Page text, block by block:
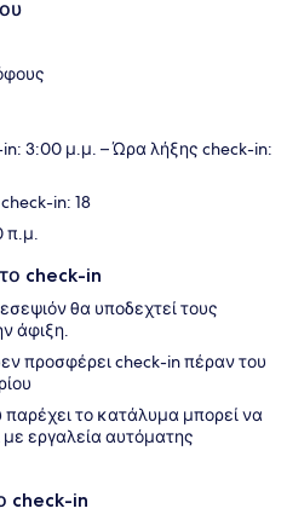
3:00 μ.μ. – Ώρα λήξης check-in:
check-in: 18
π.μ.
check-in
θα υποδεχτεί τους
άφιξη.
προσφέρει check-in πέραν του
το κατάλυμα μπορεί να
εργαλεία αυτόματης
check-in